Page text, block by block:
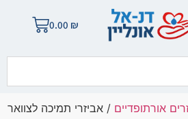
0.00 ₪
אורתופדיים / אביזרי תמיכה לצוואר